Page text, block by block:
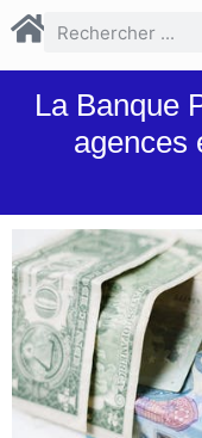
La Banque
agences